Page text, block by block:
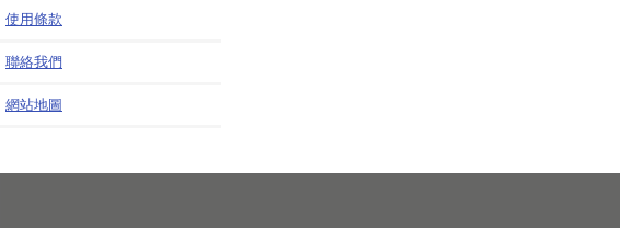
使用條款
聯絡我們
網站地圖